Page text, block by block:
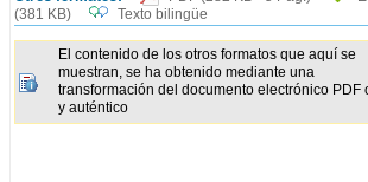
(381 KB)
Texto bilingüe
El contenido de los otros formatos que aquí se
muestran, se ha obtenido mediante una
transformación del documento electrónico PDF
y auténtico